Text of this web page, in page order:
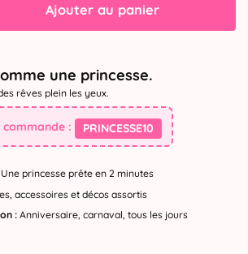
Ajouter au panier
une princesse.
rêves plein les yeux.
commande : PRINCESSE10
Une princesse prête en 2 minutes
accessoires et décos assortis
: Anniversaire, carnaval, tous les jours